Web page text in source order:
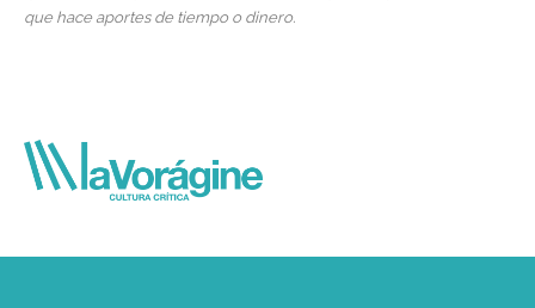
que hace aportes de tiempo o dinero.